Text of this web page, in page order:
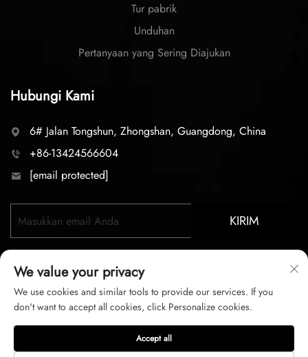
Tur pabrik
Unduhan
Pertanyaan yang Sering Diajukan
Hubungi Kami
6# Jalan Tongshun, Zhongshan, Guangdong, China
+86-13424566604
[email protected]
KIRIM
Hak Cipta © 2026 zhongshan LC lighting Co.,LTD. Seluruh
hak dilindungi
We value your privacy
We use cookies and similar tools to provide our services. If you
don't want to accept all cookies, click Personalize cookies.
Accept all